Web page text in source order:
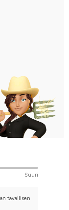
Suuri
tavallisen